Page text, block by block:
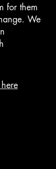
for them
We